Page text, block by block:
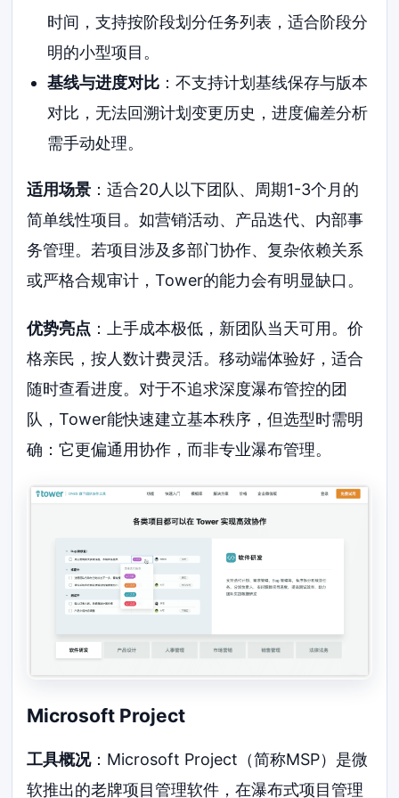
时间，支持按阶段划分任务列表，适合阶段分
明的小型项目。
基线与进度对比：不支持计划基线保存与版本
对比，无法回溯计划变更历史，进度偏差分析
需手动处理。
适用场景 ：适合20人以下团队、周期1-3个月的
简单线性项目。如营销活动、产品迭代、内部事
务管理。若项目涉及多部门协作、复杂依赖关系
或严格合规审计，Tower的能力会有明显缺口。
优势亮点 ：上手成本极低，新团队当天可用。价
格亲民，按人数计费灵活。移动端体验好，适合
随时查看进度。对于不追求深度瀑布管控的团
队，Tower能快速建立基本秩序，但选型时需明
确：它更偏通用协作，而非专业瀑布管理。
Microsoft Project
工具概况：Microsoft Project（简称MSP）是微
软推出的老牌项目管理软件，在瀑布式项目管理